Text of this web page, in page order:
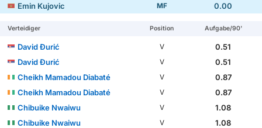
Emin Kujovic
MF 0.00
Verteidiger Position Aufgabe/90'
David Đurić V
0.51
David Đurić
V
0.51
Cheikh Mamadou Diabaté
V
0.87
Cheikh Mamadou Diabaté
V
0.87
Chibuike Nwaiwu
V
1.08
Chibuike Nwaiwu
V
1.08